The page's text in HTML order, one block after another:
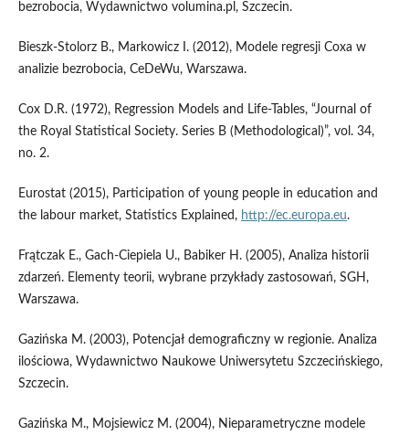
bezrobocia, Wydawnictwo volumina.pl, Szczecin.
Bieszk-Stolorz B., Markowicz I. (2012), Modele regresji Coxa w
analizie bezrobocia, CeDeWu, Warszawa.
Cox D.R. (1972), Regression Models and Life-Tables, “Journal of
the Royal Statistical Society. Series B (Methodological)”, vol. 34,
no. 2.
Eurostat (2015), Participation of young people in education and
the labour market, Statistics Explained, http://ec.europa.eu.
Frątczak E., Gach-Ciepiela U., Babiker H. (2005), Analiza historii
zdarzeń. Elementy teorii, wybrane przykłady zastosowań, SGH,
Warszawa.
Gazińska M. (2003), Potencjał demograficzny w regionie. Analiza
ilościowa, Wydawnictwo Naukowe Uniwersytetu Szczecińskiego,
Szczecin.
Gazińska M., Mojsiewicz M. (2004), Nieparametryczne modele